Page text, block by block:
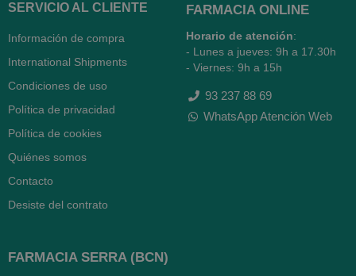
SERVICIO AL CLIENTE
Información de compra
International Shipments
Condiciones de uso
Política de privacidad
Política de cookies
Quiénes somos
Contacto
Desiste del contrato
FARMACIA ONLINE
Horario de atención:
- Lunes a jueves: 9h a 17.30h
- Viernes: 9h a 15h
93 237 88 69
WhatsApp Atención Web
FARMACIA SERRA (BCN)